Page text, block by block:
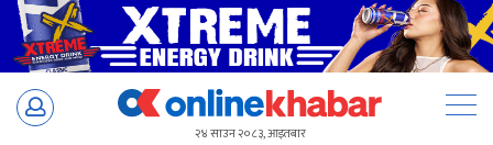
Skip
२४ साउन २०८३, आइतबार